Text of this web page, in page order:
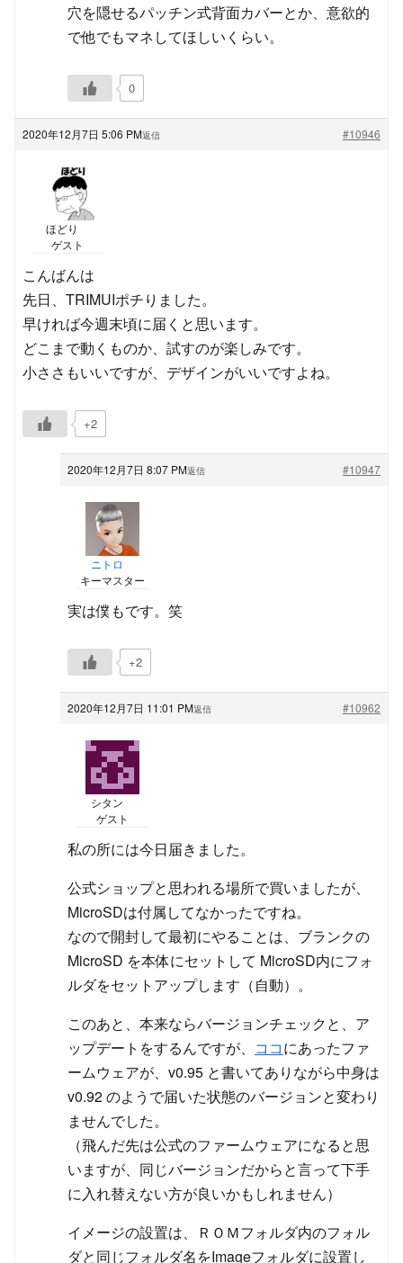
穴を隠せるパッチン式背面カバーとか、意欲的
で他でもマネしてほしいくらい。
0
2020年12月7日 5:06 PM #10946
返信
ほどり
ゲスト
こんばんは
先日、TRIMUIポチりました。
早ければ今週末頃に届くと思います。
どこまで動くものか、試すのが楽しみです。
小ささもいいですが、デザインがいいですよね。
+2
2020年12月7日 8:07 PM #10947
返信
ニトロ
キーマスター
実は僕もです。笑
+2
2020年12月7日 11:01 PM #10962
返信
シタン
ゲスト
私の所には今日届きました。
公式ショップと思われる場所で買いましたが、
MicroSDは付属してなかったですね。
なので開封して最初にやることは、ブランクの
MicroSD を本体にセットして MicroSD内にフォ
ルダをセットアップします（自動）。
このあと、本来ならバージョンチェックと、ア
ップデートをするんですが、 ココにあったファ
ームウェアが、v0.95 と書いてありながら中身は
v0.92 のようで届いた状態のバージョンと変わり
ませんでした。
（飛んだ先は公式のファームウェアになると思
いますが、同じバージョンだからと言って下手
に入れ替えない方が良いかもしれません）
イメージの設置は、ＲＯＭフォルダ内のフォル
ダと同じフォルダ名をImageフォルダに設置し